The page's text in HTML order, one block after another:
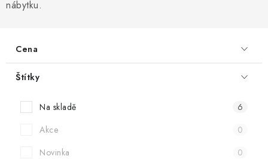
nábytku.
Cena
Štítky
Na skladě
6
Akce
0
Novinka
0